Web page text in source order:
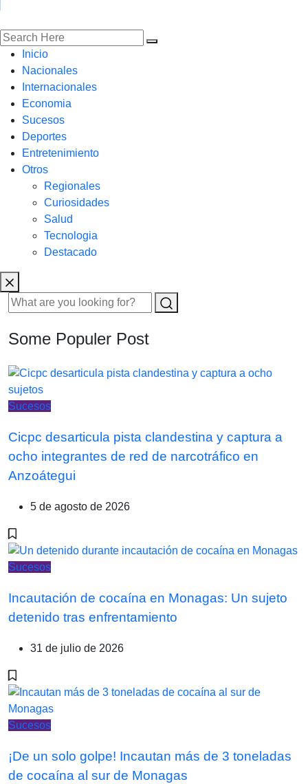
Inicio
Nacionales
Internacionales
Economia
Sucesos
Deportes
Entretenimiento
Otros
Regionales
Curiosidades
Salud
Tecnologia
Destacado
Some Populer Post
Sucesos
Cicpc desarticula pista clandestina y captura a
ocho integrantes de red de narcotráfico en
Anzoátegui
5 de agosto de 2026
Sucesos
Incautación de cocaína en Monagas: Un sujeto
detenido tras enfrentamiento
31 de julio de 2026
Sucesos
¡De un solo golpe! Incautan más de 3 toneladas
de cocaína al sur de Monagas